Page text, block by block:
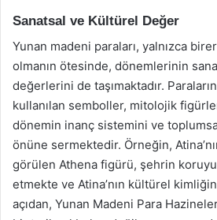
Sanatsal ve Kültürel Değer
Yunan madeni paraları, yalnızca
olmanın ötesinde, dönemlerinin
değerlerini de taşımaktadır.
kullanılan semboller, mitolojik
dönemin inanç sistemini ve
önüne sermektedir. Örneğin,
görülen Athena figürü, şehrin
etmekte ve Atina’nın kültürel
açıdan, Yunan Madeni Para